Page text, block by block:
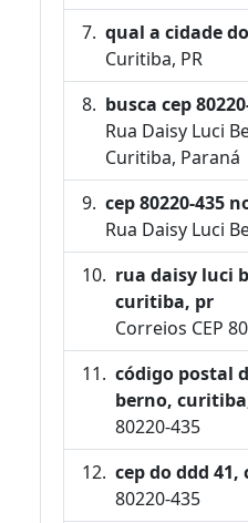
qual a cidade
Curitiba, PR
busca cep
Rua Daisy Luci
Curitiba, Paraná
cep 80220-435
Rua Daisy Luci
rua daisy luci
curitiba, pr
Correios CEP
código postal
berno,
80220-435
cep do ddd
80220-435